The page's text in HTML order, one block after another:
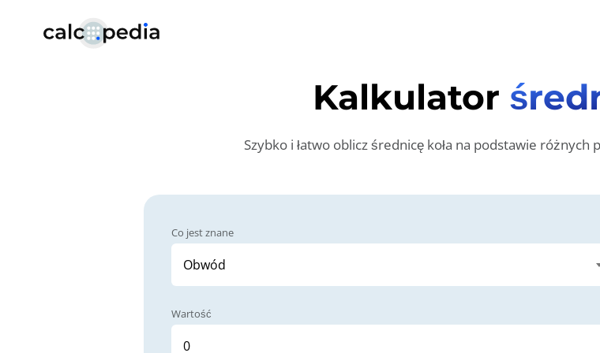
Kalkulator
Szybko i łatwo oblicz średnicę koła na podstawie
Co jest znane
Wartość